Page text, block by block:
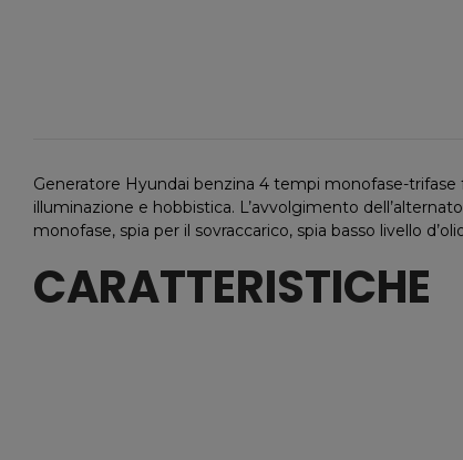
Generatore Hyundai benzina 4 tempi monofase-
illuminazione e hobbistica. L’avvolgimento
monofase, spia per il sovraccarico, spia basso livello
CARATTERISTICHE